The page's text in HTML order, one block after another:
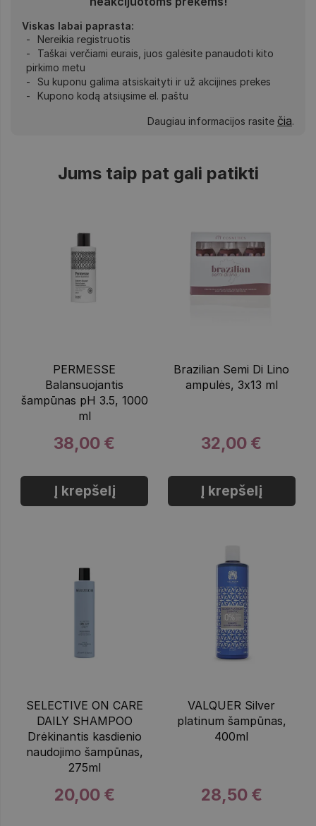
Viskas labai paprasta:
Nereikia registruotis
Taškai verčiami eurais, juos galėsite panaudoti kito
pirkimo metu
Su kuponu galima atsiskaityti ir už akcijines prekes
Kupono kodą atsiųsime el. paštu
Daugiau informacijos rasite čia.
Jums taip pat gali patikti
PERMESSE
Balansuojantis
šampūnas pH 3.5, 1000
ml
38,00 €
Į krepšelį
Brazilian Semi Di Lino
ampulės, 3x13 ml
32,00 €
Į krepšelį
SELECTIVE ON CARE
DAILY SHAMPOO
Drėkinantis kasdienio
naudojimo šampūnas,
275ml
20,00 €
VALQUER Silver
platinum šampūnas,
400ml
28,50 €